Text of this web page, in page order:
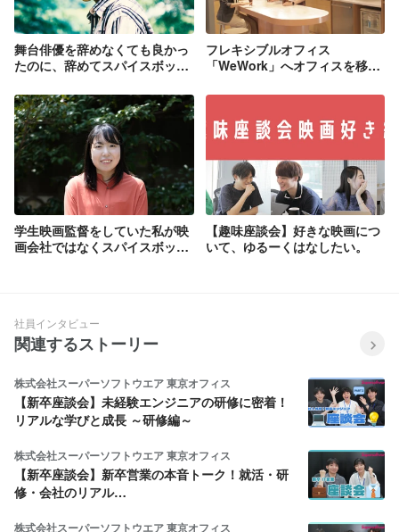
舞台俳優を辞めなくても良かっ
たのに、辞めてスパイスボック
フレキシブルオフィス
「WeWork」へオフィスを移転
学生映画監督をしていた私が映
画会社ではなくスパイスボック
【趣味座談会】好きな映画につ
いて、ゆるーくはなしたい。
社員インタビュー
関連するストーリー
株式会社スーパーソフトウエア 東京オフィス
【新卒座談会】未経験エンジニアの研修に密着！
リアルな学びと成長 ～研修編～
株式会社スーパーソフトウエア 東京オフィス
【新卒座談会】新卒営業の本音トーク！就活・研
修・会社のリアル…
株式会社スーパーソフトウエア 東京オフィス